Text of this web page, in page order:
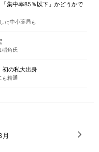
「集中率85％以下」かどうかで
た中小薬局も
稲角氏
初の私大出身
も精通